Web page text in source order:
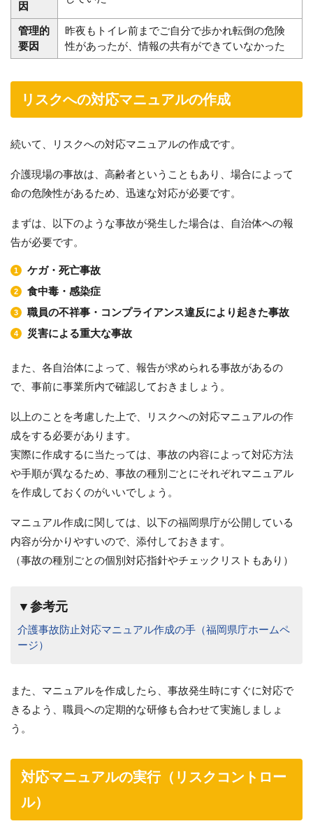
因
管理的
要因
昨夜もトイレ前までご自分で歩かれ転倒の危険
性があったが、情報の共有ができていなかった
リスクへの対応マニュアルの作成
続いて、リスクへの対応マニュアルの作成です。
介護現場の事故は、高齢者ということもあり、場合によって
命の危険性があるため、迅速な対応が必要です。
まずは、以下のような事故が発生した場合は、自治体への報
告が必要です。
ケガ・死亡事故
食中毒・感染症
職員の不祥事・コンプライアンス違反により起きた事故
災害による重大な事故
また、各自治体によって、報告が求められる事故があるの
で、事前に事業所内で確認しておきましょう。
以上のことを考慮した上で、リスクへの対応マニュアルの作
成をする必要があります。
実際に作成するに当たっては、事故の内容によって対応方法
や手順が異なるため、事故の種別ごとにそれぞれマニュアル
を作成しておくのがいいでしょう。
マニュアル作成に関しては、以下の福岡県庁が公開している
内容が分かりやすいので、添付しておきます。
（事故の種別ごとの個別対応指針やチェックリストもあり）
▼参考元
介護事故防止対応マニュアル作成の手（福岡県庁ホームペ
ージ）
また、マニュアルを作成したら、事故発生時にすぐに対応で
きるよう、職員への定期的な研修も合わせて実施しましょ
う。
対応マニュアルの実行（リスクコントロー
ル）